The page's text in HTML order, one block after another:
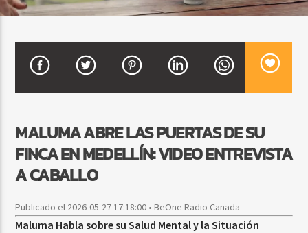
CURRENT SHOW
FREE STYLE
7:00 PM 9:00 PM
Beone Radio
MALUMA ABRE LAS PUERTAS DE SU
FINCA EN MEDELLÍN: VIDEO ENTREVISTA
A CABALLO
Publicado el 2026-05-27 17:18:00 • BeOne Radio Canada
Maluma Habla sobre su Salud Mental y la Situación